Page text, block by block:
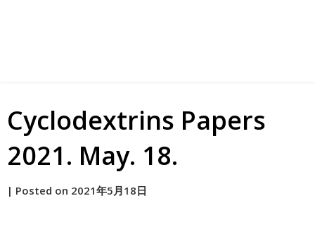
Cyclodextrins Papers
2021. May. 18.
by
| Posted on 2021年5月18日